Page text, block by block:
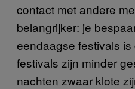
contact met andere
belangrijker: je
eendaagse festivals
festivals zijn minder
nachten zwaar klote